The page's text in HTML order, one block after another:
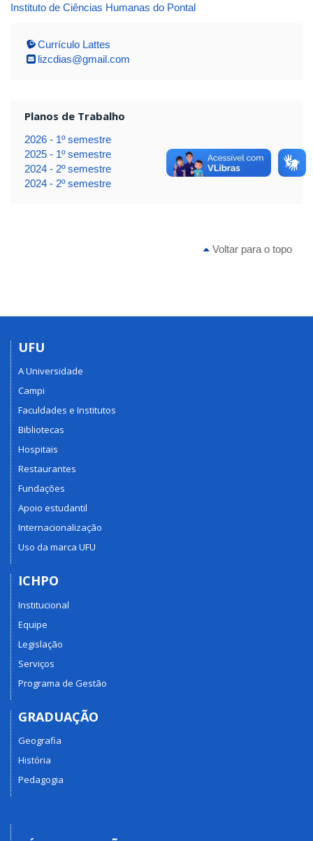
Instituto de Ciências Humanas do Pontal
Currículo Lattes
lizcdias@gmail.com
Planos de Trabalho
2026 - 1º semestre
2025 - 1º semestre
2024 - 2º semestre
2024 - 2º semestre
Voltar para o topo
UFU
A Universidade
Campi
Faculdades e Institutos
Bibliotecas
Hospitais
Restaurantes
Fundações
Apoio estudantil
Internacionalização
Uso da marca UFU
ICHPO
Institucional
Equipe
Legislação
Serviços
Programa de Gestão
GRADUAÇÃO
Geografia
História
Pedagogia